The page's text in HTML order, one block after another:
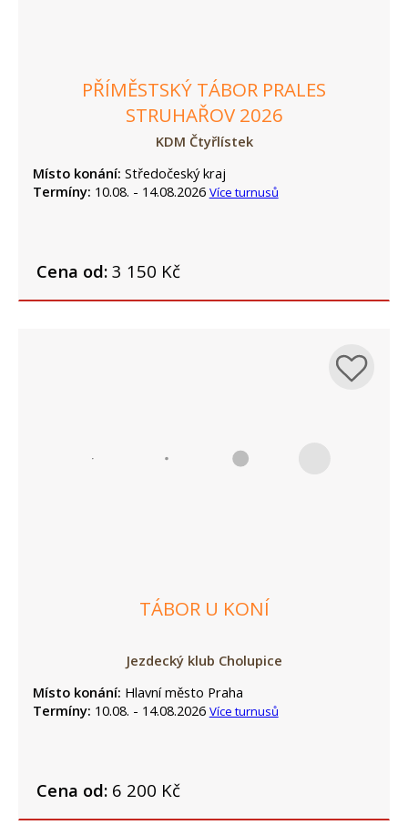
PŘÍMĚSTSKÝ TÁBOR PRALES
STRUHAŘOV 2026
KDM Čtyřlístek
Místo konání: Středočeský kraj
Termíny: 10.08. - 14.08.2026 Více turnusů
Cena od:3 150 Kč
TÁBOR U KONÍ
Jezdecký klub Cholupice
Místo konání: Hlavní město Praha
Termíny: 10.08. - 14.08.2026 Více turnusů
Cena od:6 200 Kč